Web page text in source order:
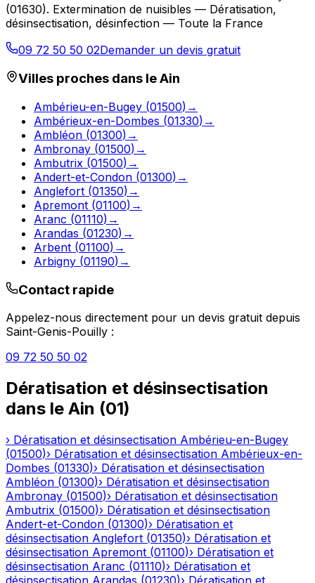
(01630). Extermination de nuisibles — Dératisation,
désinsectisation, désinfection — Toute la France
09 72 50 50 02Demander un devis gratuit
Villes proches dans leAin
Ambérieu-en-Bugey (01500) →
Ambérieux-en-Dombes (01330) →
Ambléon (01300) →
Ambronay (01500) →
Ambutrix (01500) →
Andert-et-Condon (01300) →
Anglefort (01350) →
Apremont (01100) →
Aranc (01110) →
Arandas (01230) →
Arbent (01100) →
Arbigny (01190) →
Contact rapide
Appelez-nous directement pour un devis gratuit depuis
Saint-Genis-Pouilly :
09 72 50 50 02
Dératisation et désinsectisation
dans le Ain (01)
› Dératisation et désinsectisation Ambérieu-en-Bugey
(01500)› Dératisation et désinsectisation Ambérieux-en-
Dombes (01330)› Dératisation et désinsectisation
Ambléon (01300)› Dératisation et désinsectisation
Ambronay (01500)› Dératisation et désinsectisation
Ambutrix (01500)› Dératisation et désinsectisation
Andert-et-Condon (01300)› Dératisation et
désinsectisation Anglefort (01350)› Dératisation et
désinsectisation Apremont (01100)› Dératisation et
désinsectisation Aranc (01110)› Dératisation et